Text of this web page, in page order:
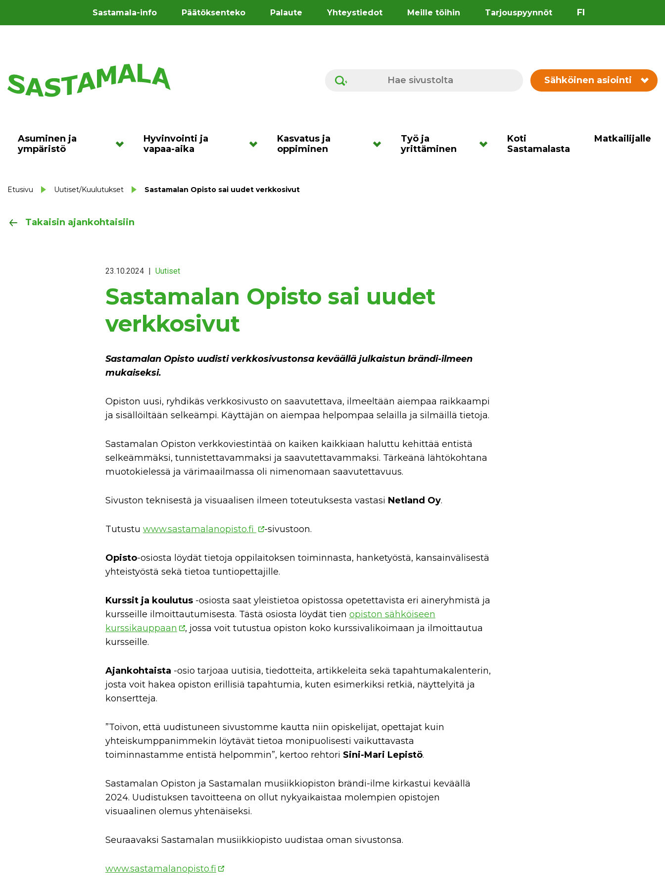
Sastamala-info Päätöksenteko Palaute Yhteystiedot Meille töihin Tarjouspyynnöt FI
Hae sivustolta Sähköinen asiointi
Asuminen ja
ympäristö
Hyvinvointi ja
vapaa-aika
Kasvatus ja
oppiminen
Työ ja
yrittäminen
Koti
Sastamalasta
Matkailijalle
Etusivu Uutiset/Kuulutukset Sastamalan Opisto sai uudet verkkosivut
Takaisin ajankohtaisiin
23.10.2024 | Uutiset
Sastamalan Opisto sai uudet
verkkosivut
Sastamalan Opisto uudisti verkkosivustonsa keväällä julkaistun brändi-ilmeen
mukaiseksi.
Opiston uusi, ryhdikäs verkkosivusto on saavutettava, ilmeeltään aiempaa raikkaampi
ja sisällöiltään selkeämpi. Käyttäjän on aiempaa helpompaa selailla ja silmäillä tietoja.
Sastamalan Opiston verkkoviestintää on kaiken kaikkiaan haluttu kehittää entistä
selkeämmäksi, tunnistettavammaksi ja saavutettavammaksi. Tärkeänä lähtökohtana
muotokielessä ja värimaailmassa oli nimenomaan saavutettavuus.
Sivuston teknisestä ja visuaalisen ilmeen toteutuksesta vastasi Netland Oy.
Tutustu www.sastamalanopisto.fi -sivustoon.
Opisto-osiosta löydät tietoja oppilaitoksen toiminnasta, hanketyöstä, kansainvälisestä
yhteistyöstä sekä tietoa tuntiopettajille.
Kurssit ja koulutus -osiosta saat yleistietoa opistossa opetettavista eri aineryhmistä ja
kursseille ilmoittautumisesta. Tästä osiosta löydät tien opiston sähköiseen
kurssikauppaan
, jossa voit tutustua opiston koko kurssivalikoimaan ja ilmoittautua
kursseille.
Ajankohtaista -osio tarjoaa uutisia, tiedotteita, artikkeleita sekä tapahtumakalenterin,
josta voit hakea opiston erillisiä tapahtumia, kuten esimerkiksi retkiä, näyttelyitä ja
konsertteja.
”Toivon, että uudistuneen sivustomme kautta niin opiskelijat, opettajat kuin
yhteiskumppanimmekin löytävät tietoa monipuolisesti vaikuttavasta
toiminnastamme entistä helpommin”, kertoo rehtori Sini-Mari Lepistö.
Sastamalan Opiston ja Sastamalan musiikkiopiston brändi-ilme kirkastui keväällä
2024. Uudistuksen tavoitteena on ollut nykyaikaistaa molempien opistojen
visuaalinen olemus yhtenäiseksi.
Seuraavaksi Sastamalan musiikkiopisto uudistaa oman sivustonsa.
www.sastamalanopisto.fi